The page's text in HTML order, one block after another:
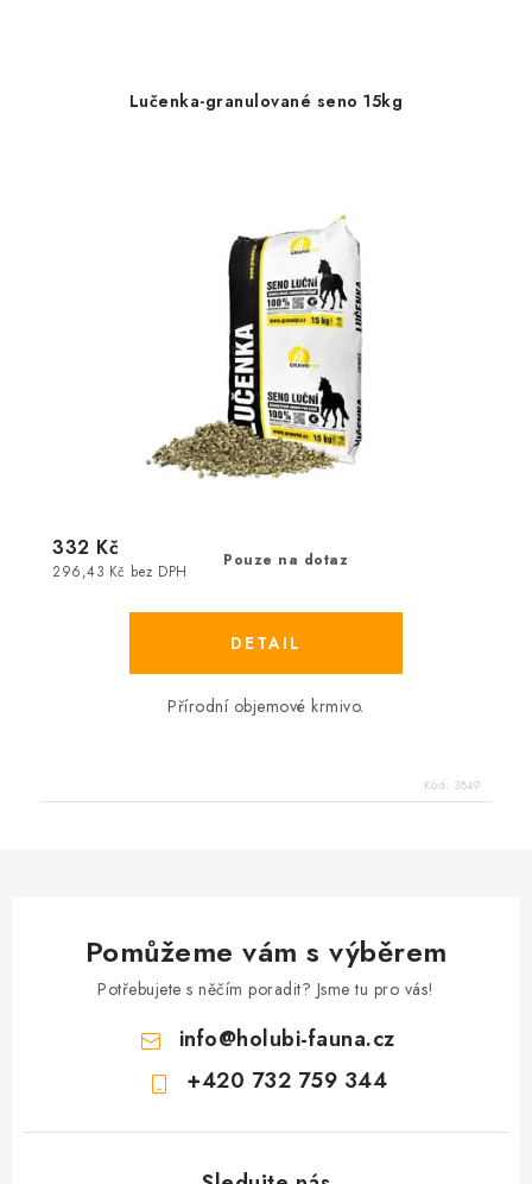
Lučenka-granulované seno 15kg
Pouze na dotaz
296,43 Kč bez DPH
332 Kč
Přírodní objemové krmivo.
Kód: 3849
Pomůžeme vám s výběrem
Potřebujete s něčím poradit? Jsme tu pro vás!
info@holubi-fauna.cz
+420 732 759 344